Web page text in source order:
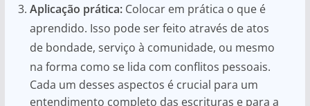
Aplicação prática:Colocar em prática o que é
aprendido. Isso pode ser feito através de atos
de bondade, serviço à comunidade, ou mesmo
na forma como se lida com conflitos pessoais.
Cada um desses aspectos é crucial para um
entendimento completo das escrituras e para a